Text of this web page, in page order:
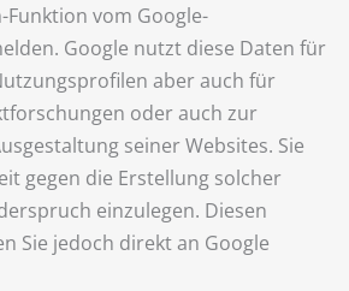
vom Google-
Google nutzt diese Daten für
aber auch für
oder auch zur
seiner Websites. Sie
gegen die Erstellung solcher
einzulegen. Diesen
Sie jedoch direkt an Google